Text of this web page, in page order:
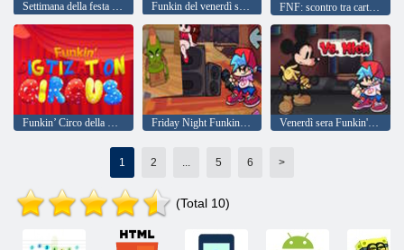
Funkin del venerdì sera: Terrafunk FNF: scontro tra cartoni animati
Friday Night Funkin contro Kevin il Goblin
1 2 5 6 >
(Total 10)